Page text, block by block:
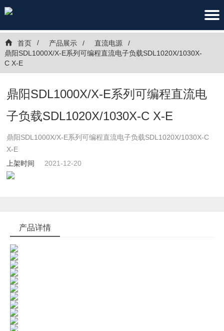
首页 产品展示
直流电源
鼎阳SDL1000X/X-E系列可编程直流电子负载SDL1020X/1030X-
C X-E
鼎阳SDL1000X/X-E系列可编程直流电
子负载SDL1020X/1030X-C X-E
鼎阳SDL1000X/X-E系列可编程直流电子负载SDL1020X/1030X-C
X-E
上架时间
2021-12-20
产品详情